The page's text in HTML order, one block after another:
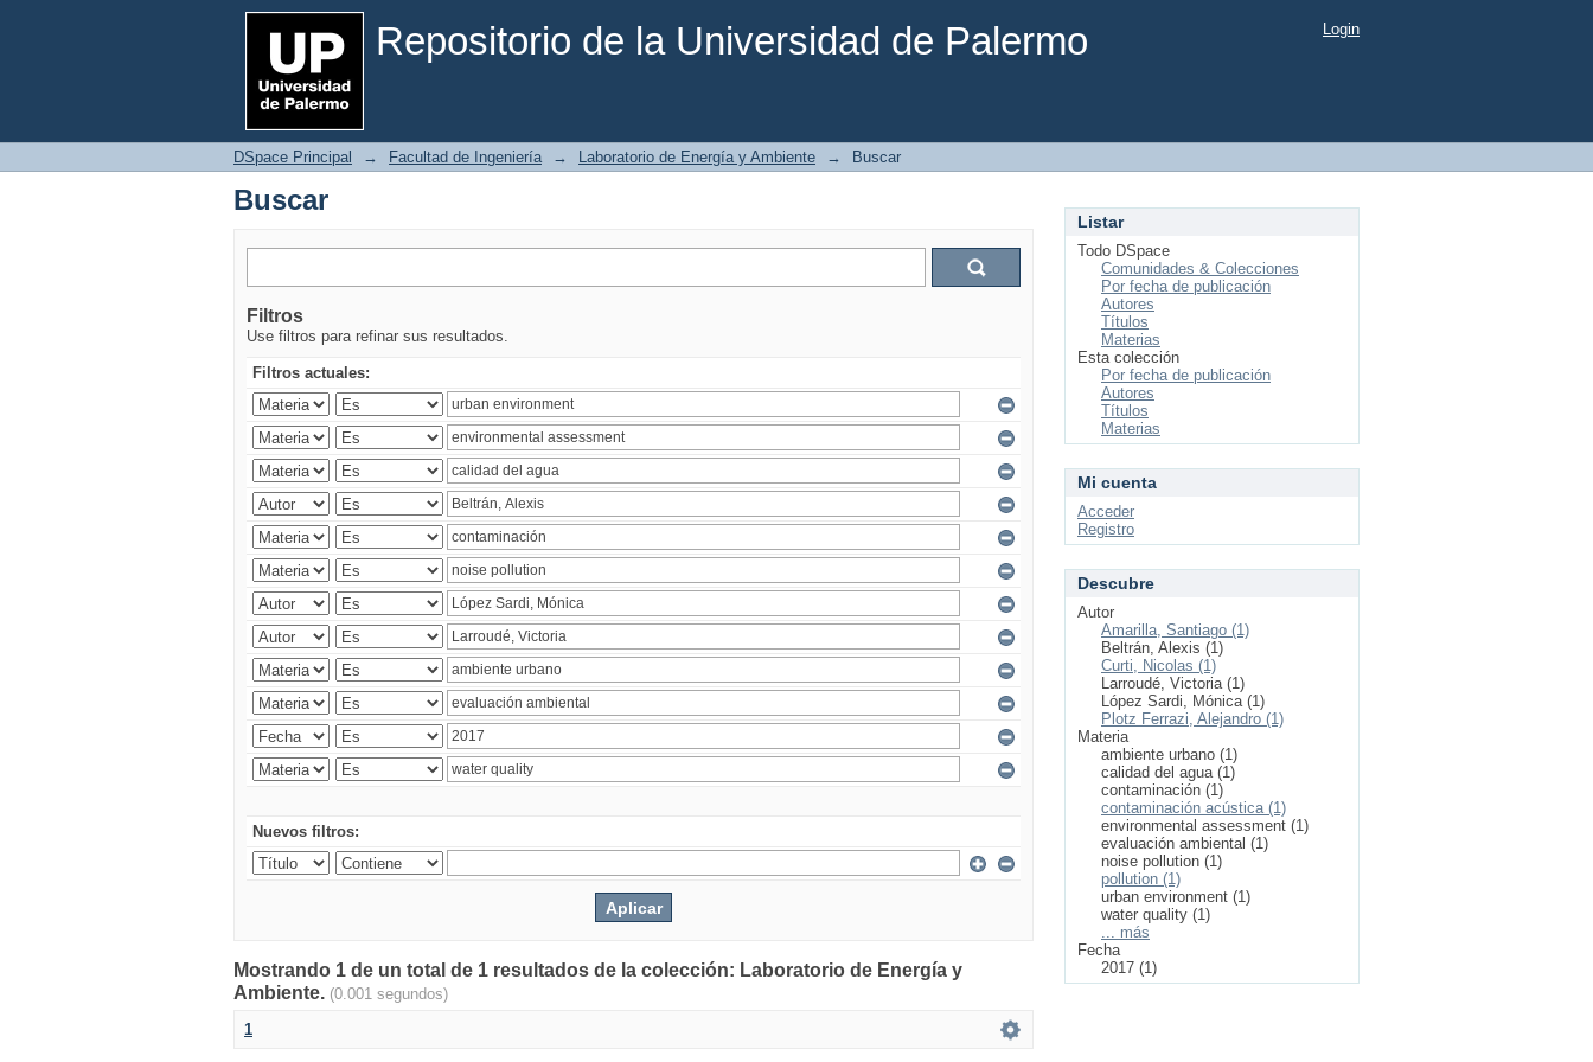
Repositorio de la Universidad de Palermo
Buscar Login
DSpace Principal → Facultad de Ingeniería → Laboratorio de Energía y Ambiente → Buscar
Buscar
Filtros
Use filtros para refinar sus resultados.
Filtros actuales:
Nuevos filtros:
Mostrando 1 de un total de 1 resultados de la colección: Laboratorio de Energía y
Ambiente. (0.001 segundos)
1
Listar
Todo DSpace
Comunidades & Colecciones
Por fecha de publicación
Autores
Títulos
Materias
Esta colección
Por fecha de publicación
Autores
Títulos
Materias
Mi cuenta
Acceder
Registro
Descubre
Autor
Amarilla, Santiago (1)
Beltrán, Alexis (1)
Curti, Nicolas (1)
Larroudé, Victoria (1)
López Sardi, Mónica (1)
Plotz Ferrazi, Alejandro (1)
Materia
ambiente urbano (1)
calidad del agua (1)
contaminación (1)
contaminación acústica (1)
environmental assessment (1)
evaluación ambiental (1)
noise pollution (1)
pollution (1)
urban environment (1)
water quality (1)
... más
Fecha
2017 (1)